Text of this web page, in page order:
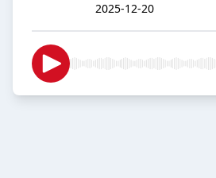
2025-12-20